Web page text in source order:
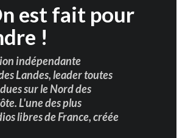
est fait pour
!
indépendante
Landes, leader toutes
sur le Nord des
L'une des plus
libres de France, créée